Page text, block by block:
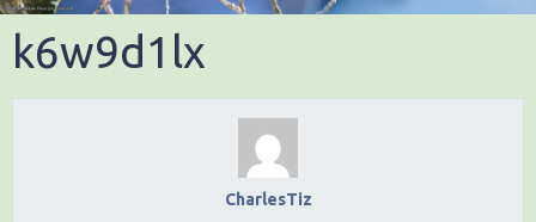
k6w9d1lx
CharlesTiz